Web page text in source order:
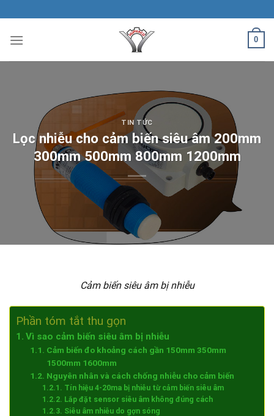
to
content
0
TIN TỨC
Lọc nhiễu cho cảm biến siêu âm 200mm
300mm 500mm 800mm 1200mm
Cảm biến siêu âm bị nhiễu
Phần tóm tắt thu gọn
Vì sao cảm biến siêu âm bị nhiễu
Cảm biến đo khoảng cách gần 150mm 350mm
1500mm 1600mm
Nguyên nhân và cách chống nhiễu cho cảm biến
Tín hiệu 4-20ma bị nhiễu từ cảm biến siêu âm
Lắp đặt sensor siêu âm không đúng cách
Siêu âm nhiễu do gợn sóng